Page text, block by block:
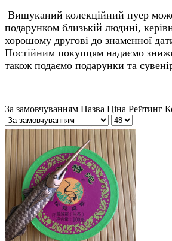
Вишуканий колекційний пуер
подарунком близькій людині,
хорошому другові до знаменної
Постійним покупцям надаємо
також подаємо подарунки та
За замовчуванням Назва Ціна Рейтинг